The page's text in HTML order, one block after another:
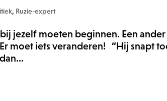
, Ruzie-expert
jezelf moeten beginnen. Een ander
moet iets veranderen! “Hij snapt